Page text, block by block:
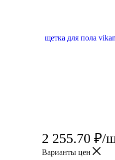
2 255.70 ₽/
Варианты цен